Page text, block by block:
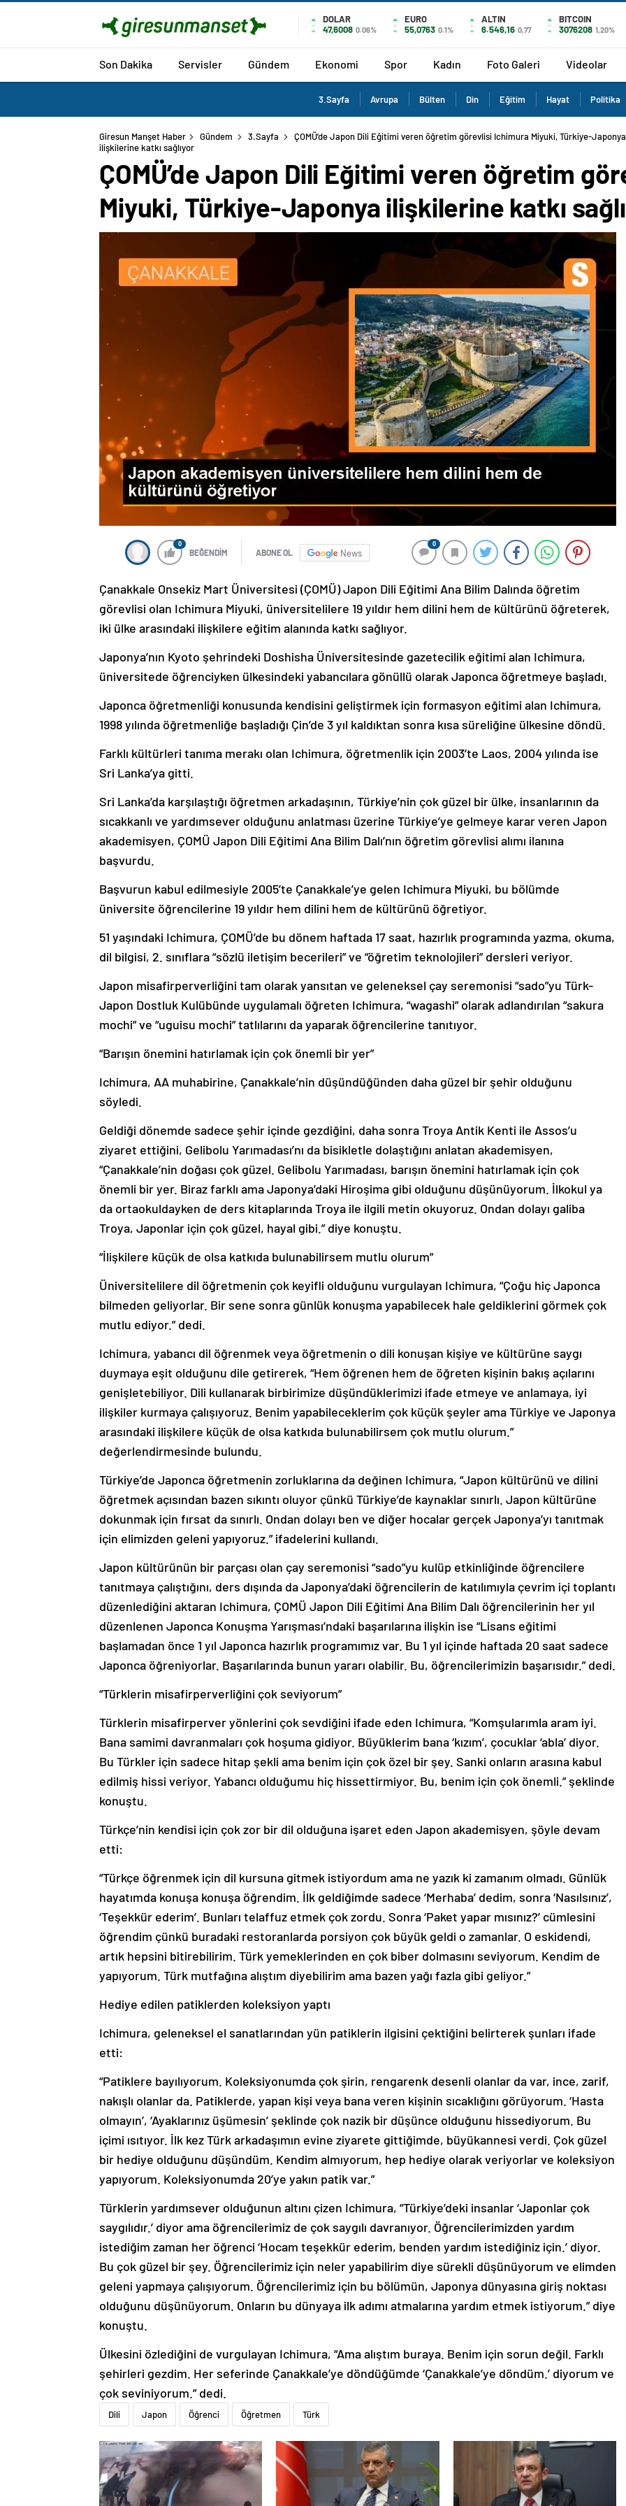
DOLAR
47,6008 0.06%
EURO
55,0763 0.1%
ALTIN
6.546,16 0,77
BITCOIN
3076208 1,20%
Son Dakika Servisler Gündem Ekonomi Spor Kadın Foto Galeri Videolar
3.Sayfa Avrupa Bülten Din Eğitim Hayat Politika
Giresun Manşet Haber Gündem 3.Sayfa ÇOMÜ’de Japon Dili Eğitimi veren öğretim görevlisi Ichimura Miyuki, Türkiye-
ÇOMÜ’de Japon Dili Eğitimi veren öğretim
Miyuki, Türkiye-Japonya ilişkilerine katkı
News
görevlisi olan Ichimura Miyuki, üniversitelilere 19 yıldır hem dilini hem de kültürünü öğreterek,
iki ülke arasındaki ilişkilere eğitim alanında katkı sağlıyor.
üniversitede öğrenciyken ülkesindeki yabancılara gönüllü olarak Japonca öğretmeye başladı.
1998 yılında öğretmenliğe başladığı Çin’de 3 yıl kaldıktan sonra kısa süreliğine ülkesine döndü.
Sri Lanka’ya gitti.
sıcakkanlı ve yardımsever olduğunu anlatması üzerine Türkiye’ye gelmeye karar veren Japon
akademisyen, ÇOMÜ Japon Dili Eğitimi Ana Bilim Dalı’nın öğretim görevlisi alımı ilanına
başvurdu.
üniversite öğrencilerine 19 yıldır hem dilini hem de kültürünü öğretiyor.
dil bilgisi, 2. sınıflara “sözlü iletişim becerileri” ve “öğretim teknolojileri” dersleri veriyor.
Japon Dostluk Kulübünde uygulamalı öğreten Ichimura, “wagashi” olarak adlandırılan “sakura
mochi” ve “uguisu mochi” tatlılarını da yaparak öğrencilerine tanıtıyor.
söyledi.
ziyaret ettiğini, Gelibolu Yarımadası’nı da bisikletle dolaştığını anlatan akademisyen,
“Çanakkale’nin doğası çok güzel. Gelibolu Yarımadası, barışın önemini hatırlamak için çok
önemli bir yer. Biraz farklı ama Japonya’daki Hiroşima gibi olduğunu düşünüyorum. İlkokul ya
da ortaokuldayken de ders kitaplarında Troya ile ilgili metin okuyoruz. Ondan dolayı galiba
Troya, Japonlar için çok güzel, hayal gibi.” diye konuştu.
bilmeden geliyorlar. Bir sene sonra günlük konuşma yapabilecek hale geldiklerini görmek çok
mutlu ediyor.” dedi.
duymaya eşit olduğunu dile getirerek, “Hem öğrenen hem de öğreten kişinin bakış açılarını
genişletebiliyor. Dili kullanarak birbirimize düşündüklerimizi ifade etmeye ve anlamaya, iyi
ilişkiler kurmaya çalışıyoruz. Benim yapabileceklerim çok küçük şeyler ama Türkiye ve Japonya
arasındaki ilişkilere küçük de olsa katkıda bulunabilirsem çok mutlu olurum.”
değerlendirmesinde bulundu.
öğretmek açısından bazen sıkıntı oluyor çünkü Türkiye’de kaynaklar sınırlı. Japon kültürüne
dokunmak için fırsat da sınırlı. Ondan dolayı ben ve diğer hocalar gerçek Japonya’yı tanıtmak
için elimizden geleni yapıyoruz.” ifadelerini kullandı.
tanıtmaya çalıştığını, ders dışında da Japonya’daki öğrencilerin de katılımıyla çevrim içi toplantı
düzenlediğini aktaran Ichimura, ÇOMÜ Japon Dili Eğitimi Ana Bilim Dalı öğrencilerinin her yıl
düzenlenen Japonca Konuşma Yarışması’ndaki başarılarına ilişkin ise “Lisans eğitimi
başlamadan önce 1 yıl Japonca hazırlık programımız var. Bu 1 yıl içinde haftada 20 saat sadece
Japonca öğreniyorlar. Başarılarında bunun yararı olabilir. Bu, öğrencilerimizin başarısıdır.” dedi.
Bana samimi davranmaları çok hoşuma gidiyor. Büyüklerim bana ‘kızım’, çocuklar ‘abla’ diyor.
Bu Türkler için sadece hitap şekli ama benim için çok özel bir şey. Sanki onların arasına kabul
edilmiş hissi veriyor. Yabancı olduğumu hiç hissettirmiyor. Bu, benim için çok önemli.” şeklinde
konuştu.
etti:
hayatımda konuşa konuşa öğrendim. İlk geldiğimde sadece ‘Merhaba’ dedim, sonra ‘Nasılsınız’,
‘Teşekkür ederim’. Bunları telaffuz etmek çok zordu. Sonra ‘Paket yapar mısınız?’ cümlesini
öğrendim çünkü buradaki restoranlarda porsiyon çok büyük geldi o zamanlar. O eskidendi,
artık hepsini bitirebilirim. Türk yemeklerinden en çok biber dolmasını seviyorum. Kendim de
yapıyorum. Türk mutfağına alıştım diyebilirim ama bazen yağı fazla gibi geliyor.”
etti:
nakışlı olanlar da. Patiklerde, yapan kişi veya bana veren kişinin sıcaklığını görüyorum. ‘Hasta
olmayın’, ‘Ayaklarınız üşümesin’ şeklinde çok nazik bir düşünce olduğunu hissediyorum. Bu
içimi ısıtıyor. İlk kez Türk arkadaşımın evine ziyarete gittiğimde, büyükannesi verdi. Çok güzel
bir hediye olduğunu düşündüm. Kendim almıyorum, hep hediye olarak veriyorlar ve koleksiyon
yapıyorum. Koleksiyonumda 20’ye yakın patik var.”
saygılıdır.’ diyor ama öğrencilerimiz de çok saygılı davranıyor. Öğrencilerimizden yardım
istediğim zaman her öğrenci ‘Hocam teşekkür ederim, benden yardım istediğiniz için.’ diyor.
Bu çok güzel bir şey. Öğrencilerimiz için neler yapabilirim diye sürekli düşünüyorum ve elimden
geleni yapmaya çalışıyorum. Öğrencilerimiz için bu bölümün, Japonya dünyasına giriş noktası
olduğunu düşünüyorum. Onların bu dünyaya ilk adımı atmalarına yardım etmek istiyorum.” diye
konuştu.
şehirleri gezdim. Her seferinde Çanakkale’ye döndüğümde ‘Çanakkale’ye döndüm.’ diyorum ve
çok seviniyorum.” dedi.
Dili Japon Öğrenci Öğretmen Türk